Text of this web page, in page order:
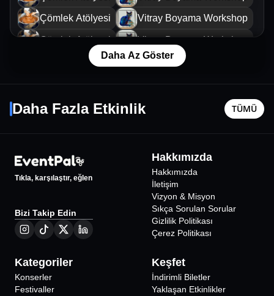
Çömlek Atölyesi Vitray Boyama Workshop
Çömlek Atölyesi Vitray Boyama Workshop
Mum Atölyesi
Daha Az Göster
Daha Fazla Etkinlik TÜMÜ
İstanbul
Taksim İstiklal Sahne
20 Eylül
İstanbul
Tıkla, karşılaştır, eğlen
Bizi Takip Edin
Hakkımızda
Hakkımızda
İletişim
Vizyon & Misyon
Sıkça Sorulan Sorular
Gizlilik Politikası
Çerez Politikası
Kategoriler
Konserler
Festivaller
Keşfet
İndirimli Biletler
Yaklaşan Etkinlikler